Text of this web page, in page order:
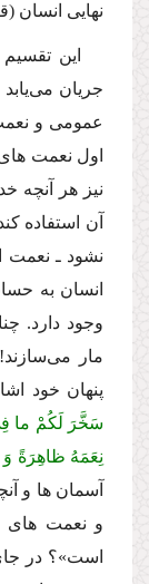
نهایى انسان
این
جریان
عمومى و
اول نعمت هاى
نیز هر آنچه
آن استفاده
نشود ـ نعمت
انسان به
وجود دارد.
مار
پنهان خود
سَخَّرَ لَكُمْ ما
نِعَمَهُ ظاهِرَةً وَ
آسمان ها و
و نعمت هاى
است»؟ در